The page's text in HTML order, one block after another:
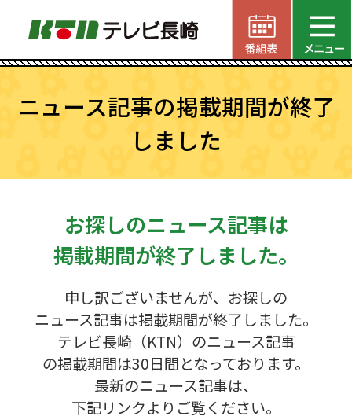
ニュース記事の掲載期間が終了
しました
お探しのニュース記事は
掲載期間が終了しました。
申し訳ございませんが、お探しの
ニュース記事は掲載期間が終了しました。
テレビ長崎（KTN）のニュース記事
の掲載期間は30日間となっております。
最新のニュース記事は、
下記リンクよりご覧ください。